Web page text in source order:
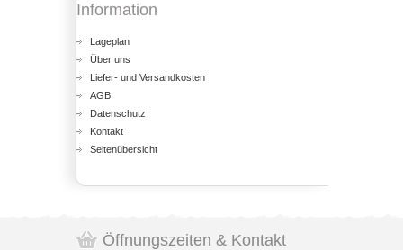
Information
Lageplan
Über uns
Liefer- und Versandkosten
AGB
Datenschutz
Kontakt
Seitenübersicht
Öffnungszeiten & Kontakt